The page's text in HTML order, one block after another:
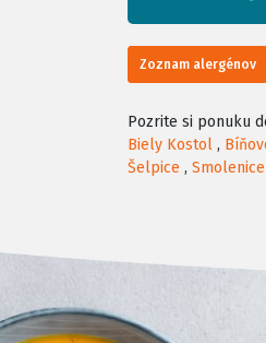
−
Zoznam alergénov
Pozrite si ponuku
Biely Kostol ,
Šelpice , Smolenice